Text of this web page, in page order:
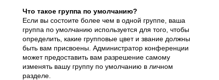
Что такое группа по умолчанию?
Если вы состоите более чем в одной группе, ваша
группа по умолчанию используется для того, чтобы
определить, какие групповые цвет и звание должны
быть вам присвоены. Администратор конференции
может предоставить вам разрешение самому
изменять вашу группу по умолчанию в личном
разделе.